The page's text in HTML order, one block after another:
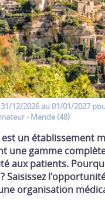
12/2026 au 01/01/2027
- Mende (48)
un établissement
une gamme
aux patients.
Saisissez
organisation